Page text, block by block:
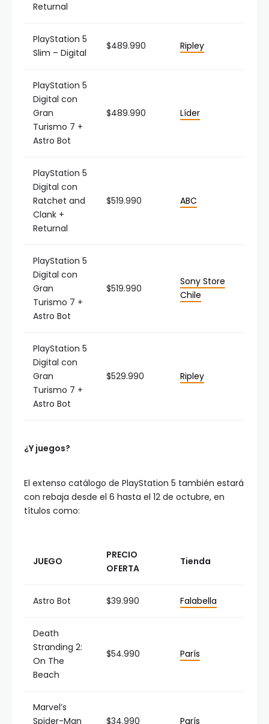
Returnal
PlayStation 5
Slim – Digital
$489.990 Ripley
PlayStation 5
Digital con
Gran
Turismo 7 +
Astro Bot
$489.990 Líder
PlayStation 5
Digital con
Ratchet and
Clank +
Returnal
$519.990 ABC
PlayStation 5
Digital con
Gran
Turismo 7 +
Astro Bot
$519.990
Sony Store
Chile
PlayStation 5
Digital con
Gran
Turismo 7 +
Astro Bot
$529.990 Ripley
¿Y juegos?
El extenso catálogo de PlayStation 5 también estará
con rebaja desde el 6 hasta el 12 de octubre, en
títulos como:
JUEGO
PRECIO
OFERTA
Tienda
Astro Bot $39.990 Falabella
Death
Stranding 2:
On The
Beach
$54.990 París
Marvel’s
Spider-Man
$34.990 París